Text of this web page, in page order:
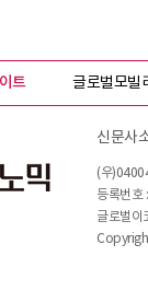
트 글로벌모빌
신문사
(우
등록번호
글로벌이